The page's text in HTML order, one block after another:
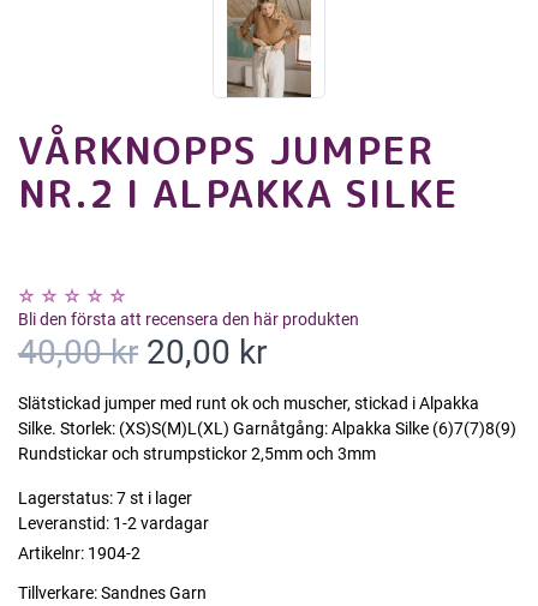
VÅRKNOPPS JUMPER
NR.2 I ALPAKKA SILKE
Bli den första att recensera den här produkten
40,00 kr 20,00 kr
Slätstickad jumper med runt ok och muscher, stickad i Alpakka
Silke. Storlek: (XS)S(M)L(XL) Garnåtgång: Alpakka Silke (6)7(7)8(9)
Rundstickar och strumpstickor 2,5mm och 3mm
Lagerstatus:7 st i lager
Leveranstid: 1-2 vardagar
Artikelnr: 1904-2
Tillverkare:Sandnes Garn